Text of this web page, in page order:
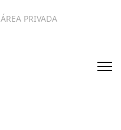
ÁREA PRIVADA